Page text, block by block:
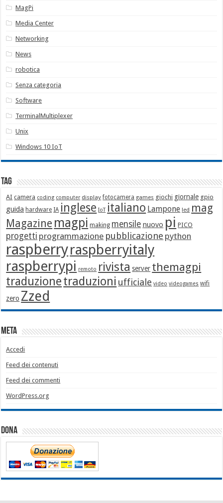
MagPi
Media Center
Networking
News
robotica
Senza categoria
Software
TerminalMultiplexer
Unix
Windows 10 IoT
Tag
AI camera coding computer display fotocamera games giochi giornale gpio
guida hardware IA inglese IoT italiano Lampone led mag
Magazine magpi making mensile nuovo pi PICO
progetti programmazione pubblicazione python
raspberryraspberryitaly
raspberrypi remoto rivista server themagpi
traduzionetraduzioni ufficiale video videogames wifi
zero Zzed
Meta
Accedi
Feed dei contenuti
Feed dei commenti
WordPress.org
Dona